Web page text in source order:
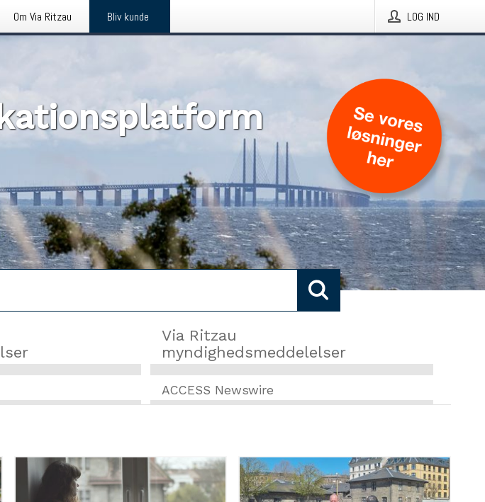
Om Via Ritzau Bliv kunde LOG IND
Via Ritzau
myndighedsmeddelelser
ACCESS Newswire